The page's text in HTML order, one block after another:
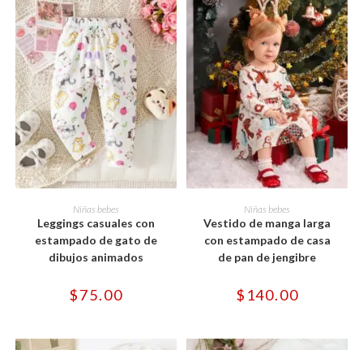
SELECCIONAR OPCIONES
producto
tiene
múltiples
variantes.
Las
opciones
elegir
Niñas bebes
Leggings casuales con
estampado de gato de
dibujos animados
$75.00
SELECCIONAR OPCIONES
producto
tiene
múltiples
variantes.
Las
opciones
elegir
de
Niñas bebes
Vestido de manga larga
con estampado de casa
de pan de jengibre
$ 140.00